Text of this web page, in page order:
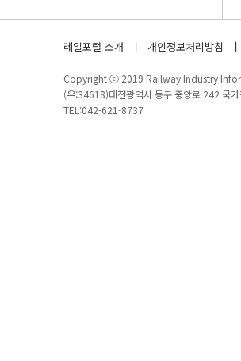
레일포털 소개 개인정보처리방침
Copyright ⓒ 2019 Railway Industry
(우:34618)대전광역시 동구 중앙로 242 국
TEL:042-621-8737